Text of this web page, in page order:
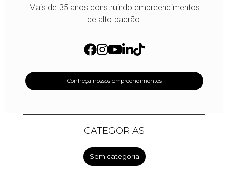
Mais de 35 anos construindo empreendimentos
de alto padrão.
Conheça nossos empreendimentos
CATEGORIAS
Sem categoria